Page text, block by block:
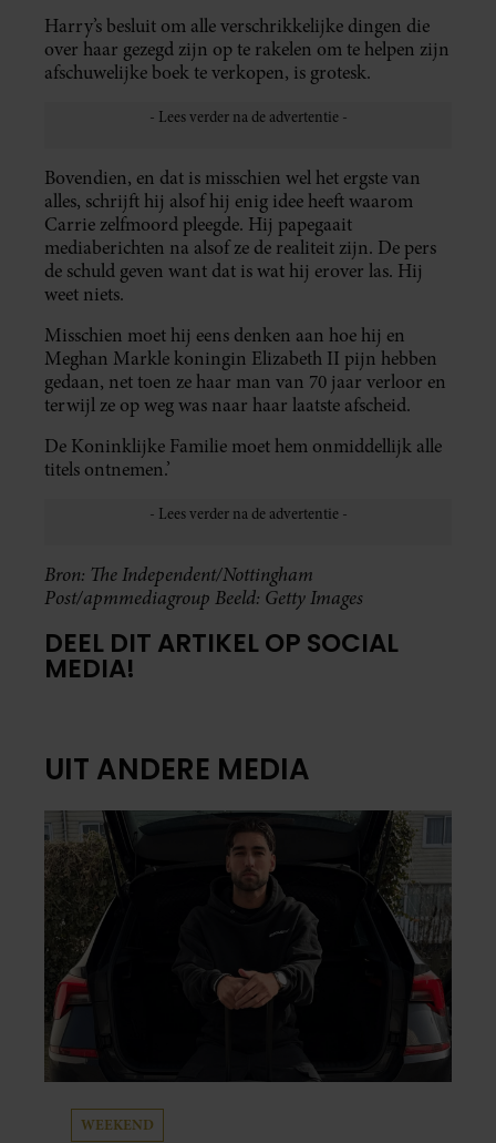
Harry’s besluit om alle verschrikkelijke dingen die
over haar gezegd zijn op te rakelen om te helpen zijn
afschuwelijke boek te verkopen, is grotesk.
Bovendien, en dat is misschien wel het ergste van
alles, schrijft hij alsof hij enig idee heeft waarom
Carrie zelfmoord pleegde. Hij papegaait
mediaberichten na alsof ze de realiteit zijn. De pers
de schuld geven want dat is wat hij erover las. Hij
weet niets.
Misschien moet hij eens denken aan hoe hij en
Meghan Markle koningin Elizabeth II pijn hebben
gedaan, net toen ze haar man van 70 jaar verloor en
terwijl ze op weg was naar haar laatste afscheid.
De Koninklijke Familie moet hem onmiddellijk alle
titels ontnemen.’
Bron: The Independent/Nottingham
Post/apmmediagroup Beeld: Getty Images
DEEL DIT ARTIKEL OP SOCIAL
MEDIA!
UIT ANDERE MEDIA
WEEKEND